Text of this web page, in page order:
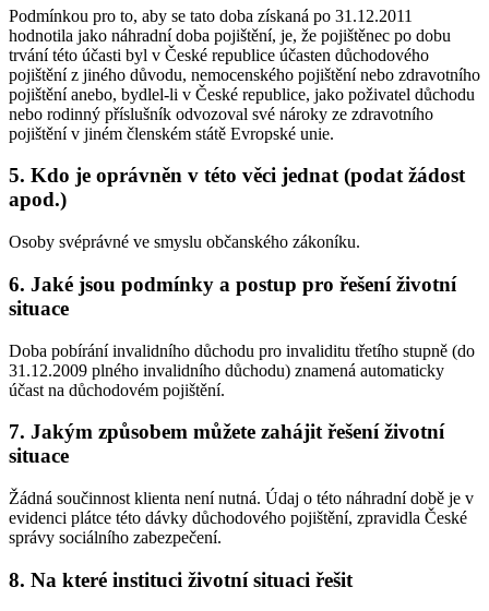
Podmínkou pro to, aby se tato doba získaná po 31.12.2011
hodnotila jako náhradní doba pojištění, je, že pojištěnec po dobu
trvání této účasti byl v České republice účasten důchodového
pojištění z jiného důvodu, nemocenského pojištění nebo zdravotního
pojištění anebo, bydlel-li v České republice, jako poživatel důchodu
nebo rodinný příslušník odvozoval své nároky ze zdravotního
pojištění v jiném členském státě Evropské unie.
5. Kdo je oprávněn v této věci jednat (podat žádost
apod.)
Osoby svéprávné ve smyslu občanského zákoníku.
6. Jaké jsou podmínky a postup pro řešení životní
situace
Doba pobírání invalidního důchodu pro invaliditu třetího stupně (do
31.12.2009 plného invalidního důchodu) znamená automaticky
účast na důchodovém pojištění.
7. Jakým způsobem můžete zahájit řešení životní
situace
Žádná součinnost klienta není nutná. Údaj o této náhradní době je v
evidenci plátce této dávky důchodového pojištění, zpravidla České
správy sociálního zabezpečení.
8. Na které instituci životní situaci řešit